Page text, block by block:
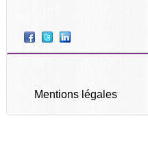
Mentions légales